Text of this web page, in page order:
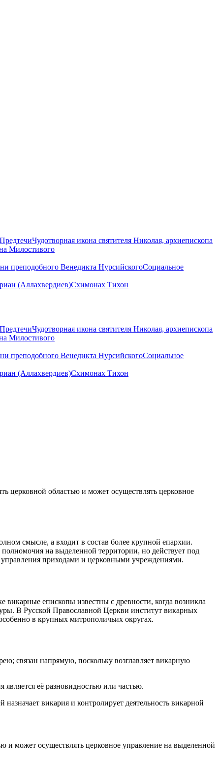
Чудотворная икона святителя Николая, архиепископа
Милостивого
преподобного Венедикта НурсийскогоСоциальное
(Аллахвердиев)Схимонах Тихон
Чудотворная икона святителя Николая, архиепископа
Милостивого
преподобного Венедикта НурсийскогоСоциальное
(Аллахвердиев)Схимонах Тихон
церковной областью и может осуществлять церковное
смысле, а входит в состав более крупной епархии.
на выделенной территории, но действует под
управления приходами и церковными учреждениями.
епископы известны с древности, когда возникла
В Русской Православной Церкви институт викарных
в крупных митрополичьих округах.
связан напрямую, поскольку возглавляет викарную
её разновидностью или частью.
викария и контролирует деятельность викарной
и может осуществлять церковное управление на выделенной